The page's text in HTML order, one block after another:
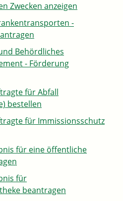
Zwecken anzeigen
-
Behördliches
- Förderung
für Abfall
bestellen
für Immissionsschutz
für eine öffentliche
für
beantragen